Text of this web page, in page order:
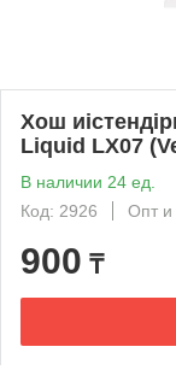
Хош
Liquid LX07
В наличии 24 ед.
Код: 2926
Опт и
900 ₸